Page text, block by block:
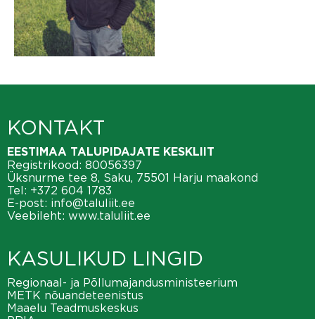
KONTAKT
EESTIMAA TALUPIDAJATE KESKLIIT
Registrikood: 80056397
Üksnurme tee 8, Saku, 75501 Harju maakond
Tel: +372 604 1783
E-post: info@taluliit.ee
Veebileht: www.taluliit.ee
KASULIKUD LINGID
Regionaal- ja Põllumajandusministeerium
METK nõuandeteenistus
Maaelu Teadmuskeskus